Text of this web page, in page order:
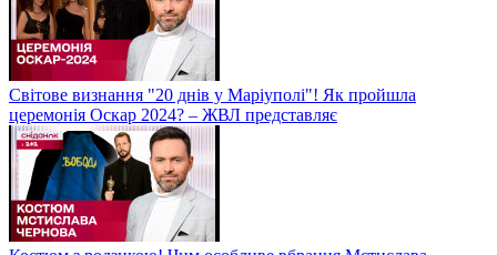
Світове визнання "20 днів у Маріуполі"! Як пройшла
церемонія Оскар 2024? – ЖВЛ представляє